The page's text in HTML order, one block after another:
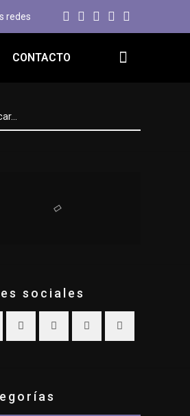
redes
CONTACTO
sociales